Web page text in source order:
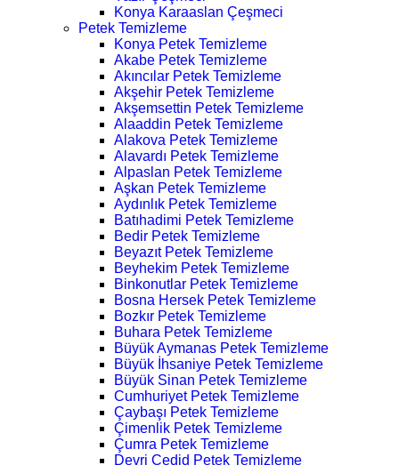
Konya Karaaslan Çeşmeci
Petek Temizleme
Konya Petek Temizleme
Akabe Petek Temizleme
Akıncılar Petek Temizleme
Akşehir Petek Temizleme
Akşemsettin Petek Temizleme
Alaaddin Petek Temizleme
Alakova Petek Temizleme
Alavardı Petek Temizleme
Alpaslan Petek Temizleme
Aşkan Petek Temizleme
Aydınlık Petek Temizleme
Batıhadimi Petek Temizleme
Bedir Petek Temizleme
Beyazıt Petek Temizleme
Beyhekim Petek Temizleme
Binkonutlar Petek Temizleme
Bosna Hersek Petek Temizleme
Bozkır Petek Temizleme
Buhara Petek Temizleme
Büyük Aymanas Petek Temizleme
Büyük İhsaniye Petek Temizleme
Büyük Sinan Petek Temizleme
Cumhuriyet Petek Temizleme
Çaybaşı Petek Temizleme
Çimenlik Petek Temizleme
Çumra Petek Temizleme
Devri Cedid Petek Temizleme